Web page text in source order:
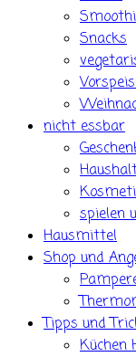
Snacks
nicht essbar
spielen
Hausmittel
Shop und
Tipps und
Küchen